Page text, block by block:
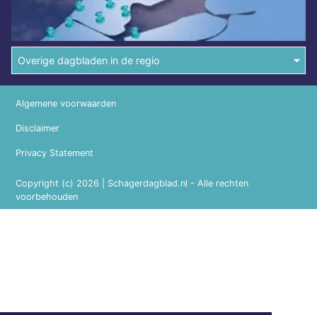
Overige dagbladen in de regio
Copyright (c) 2026 | Schagerdagblad.nl - Alle rechten
voorbehouden
Algemene voorwaarden
Disclaimer
Privacy Statement